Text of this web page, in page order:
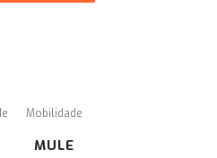
Mobilidade
MULE